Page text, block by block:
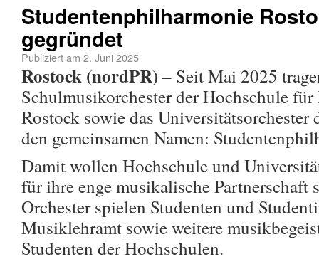
Studentenphilharmonie
gegründet
Publiziert am 2. Juni 2025
Rostock (nordPR)– Seit Mai 2025
Schulmusikorchester der Hochschule
Rostock sowie das
den gemeinsamen Namen:
Damit wollen Hochschule und
für ihre enge musikalische Partnerschaft
Orchester spielen Studenten und
Musiklehramt sowie weitere
Studenten der Hochschulen.